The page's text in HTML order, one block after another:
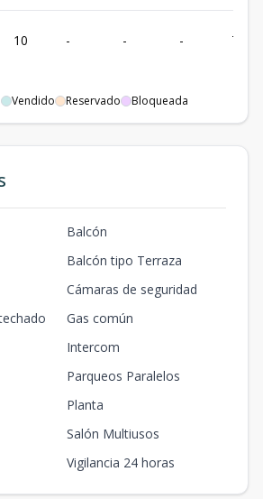
10 - - - 76.2
Vendido Reservado Bloqueada
Balcón
Balcón tipo Terraza
Cámaras de seguridad
Gas común
Intercom
Parqueos Paralelos
Planta
Salón Multiusos
Vigilancia 24 horas